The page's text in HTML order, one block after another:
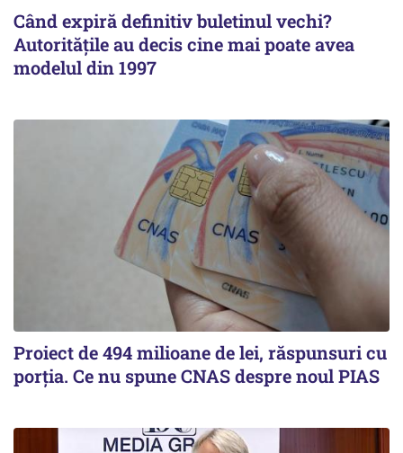
Când expiră definitiv buletinul vechi?
Autoritățile au decis cine mai poate avea
modelul din 1997
Proiect de 494 milioane de lei, răspunsuri cu
porția. Ce nu spune CNAS despre noul PIAS